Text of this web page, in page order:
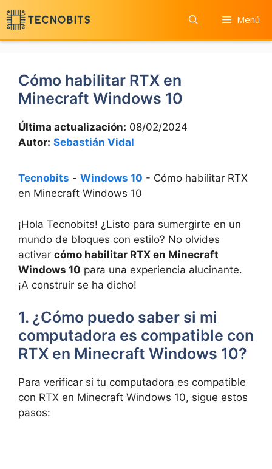
Saltar
al
contenido
Menú
Cómo habilitar RTX en
Minecraft Windows 10
Última actualización: 08/02/2024
Autor: Sebastián Vidal
Tecnobits - Windows 10 - Cómo habilitar RTX
en Minecraft Windows 10
¡Hola Tecnobits! ¿Listo para sumergirte en un
mundo de bloques con estilo?⁤ No olvides
activar ⁣ cómo​ habilitar RTX en⁤ Minecraft
Windows 10 ⁢ para una experiencia ⁣alucinante.
‌¡A construir se ⁣ha dicho!
1. ¿Cómo puedo saber⁤ si mi
⁣computadora es compatible⁤ con
RTX en⁣ Minecraft ​Windows​ 10?
Para⁣ verificar si tu ‌computadora es compatible
con ‍RTX en Minecraft Windows 10, ​sigue estos
pasos: